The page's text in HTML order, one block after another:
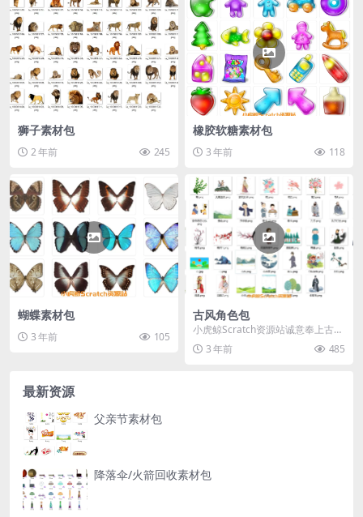
狮子素材包
2 年前 245
橡胶软糖素材包
3 年前 118
蝴蝶素材包
3 年前 105
古风角色包
小虎鲸Scratch资源站诚意奉上古风
素材包，精选43张古风图片。这些
古风素材集...
3 年前 485
最新资源
父亲节素材包
降落伞/火箭回收素材包